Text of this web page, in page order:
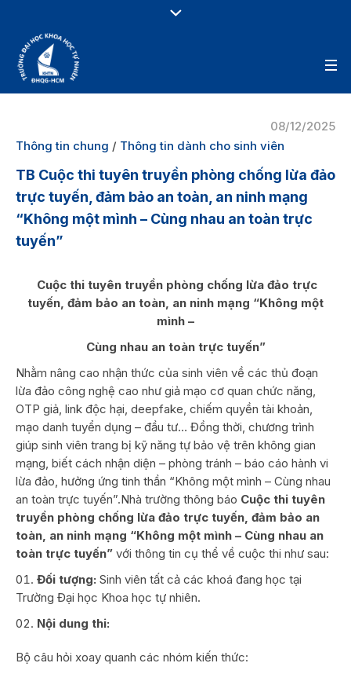
08/12/2025
Thông tin chung / Thông tin dành cho sinh viên
TB Cuộc thi tuyên truyền phòng chống lừa đảo
trực tuyến, đảm bảo an toàn, an ninh mạng
“Không một mình – Cùng nhau an toàn trực
tuyến”
Cuộc thi tuyên truyền phòng chống lừa đảo trực
tuyến, đảm bảo an toàn, an ninh mạng “Không một
mình –
Cùng nhau an toàn trực tuyến”
Nhằm nâng cao nhận thức của sinh viên về các thủ đoạn
lừa đảo công nghệ cao như giả mạo cơ quan chức năng,
OTP giả, link độc hại, deepfake, chiếm quyền tài khoản,
mạo danh tuyển dụng – đầu tư… Đồng thời, chương trình
giúp sinh viên trang bị kỹ năng tự bảo vệ trên không gian
mạng, biết cách nhận diện – phòng tránh – báo cáo hành vi
lừa đảo, hưởng ứng tinh thần “Không một mình – Cùng nhau
an toàn trực tuyến”.Nhà trường thông báo Cuộc thi tuyên
truyền phòng chống lừa đảo trực tuyến, đảm bảo an
toàn, an ninh mạng “Không một mình – Cùng nhau an
toàn trực tuyến” với thông tin cụ thể về cuộc thi như sau:
Đối tượng: Sinh viên tất cả các khoá đang học tại
Trường Đại học Khoa học tự nhiên.
Nội dung thi:
Bộ câu hỏi xoay quanh các nhóm kiến thức: